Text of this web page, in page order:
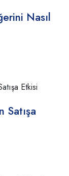
Nasıl
Satışa